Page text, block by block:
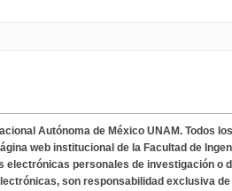
Autónoma de México UNAM. Todos
web institucional de la Facultad de
electrónicas personales de investigación o
son responsabilidad exclusiva